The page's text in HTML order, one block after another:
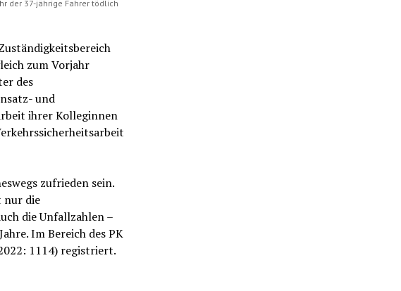
der 37-jährige Fahrer tödlich
zum Vorjahr
des
und
ihrer Kolleginnen
zufrieden sein.
nur die
die Unfallzahlen –
Im Bereich des PK
1114) registriert.